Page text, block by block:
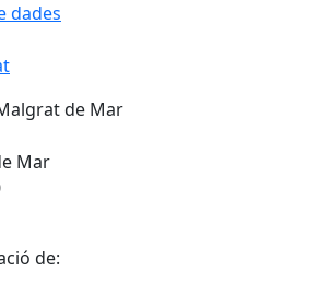
dades
de Mar
Mar
de: